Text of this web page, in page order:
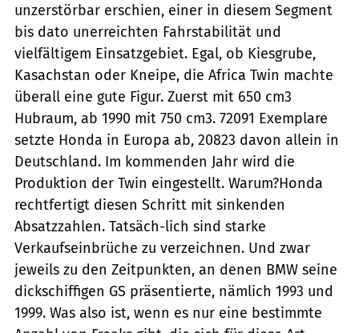
unzerstörbar erschien, einer in diesem Segment
bis dato unerreichten Fahrstabilität und
vielfältigem Einsatzgebiet. Egal, ob Kiesgrube,
Kasachstan oder Kneipe, die Africa Twin machte
überall eine gute Figur. Zuerst mit 650 cm3
Hubraum, ab 1990 mit 750 cm3. 72091 Exemplare
setzte Honda in Europa ab, 20823 davon allein in
Deutschland. Im kommenden Jahr wird die
Produktion der Twin eingestellt. Warum?Honda
rechtfertigt diesen Schritt mit sinkenden
Absatzzahlen. Tatsäch-lich sind starke
Verkaufseinbrüche zu verzeichnen. Und zwar
jeweils zu den Zeitpunkten, an denen BMW seine
dickschiffigen GS präsentierte, nämlich 1993 und
1999. Was also ist, wenn es nur eine bestimmte